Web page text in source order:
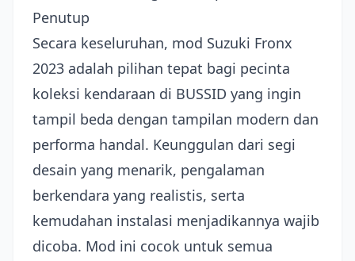
Penutup
Secara keseluruhan, mod Suzuki Fronx
2023 adalah pilihan tepat bagi pecinta
koleksi kendaraan di BUSSID yang ingin
tampil beda dengan tampilan modern dan
performa handal. Keunggulan dari segi
desain yang menarik, pengalaman
berkendara yang realistis, serta
kemudahan instalasi menjadikannya wajib
dicoba. Mod ini cocok untuk semua